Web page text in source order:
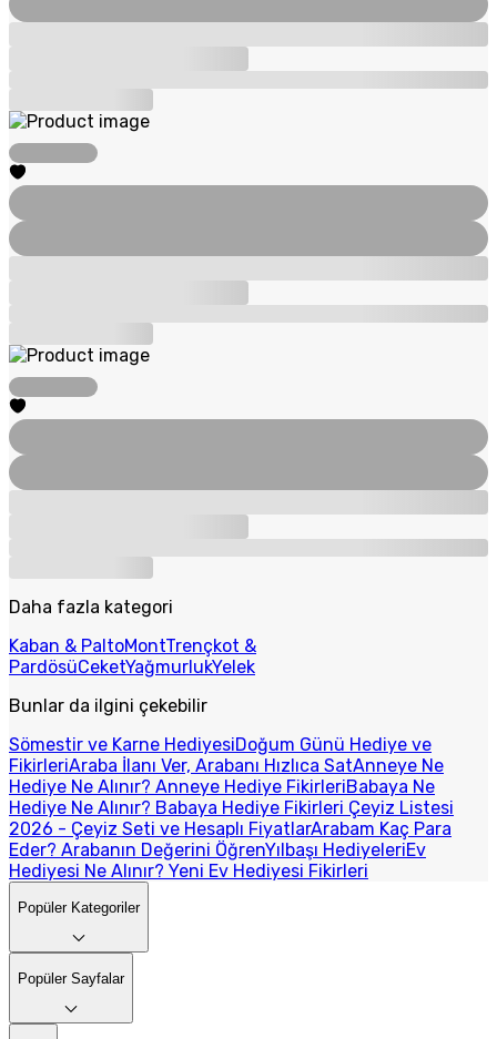
Daha fazla kategori
Kaban & PaltoMontTrençkot &
PardösüCeketYağmurlukYelek
Bunlar da ilgini çekebilir
Sömestir ve Karne HediyesiDoğum Günü Hediye ve
FikirleriAraba İlanı Ver, Arabanı Hızlıca SatAnneye Ne
Hediye Ne Alınır? Anneye Hediye FikirleriBabaya Ne
Hediye Ne Alınır? Babaya Hediye Fikirleri Çeyiz Listesi
2026 - Çeyiz Seti ve Hesaplı FiyatlarArabam Kaç Para
Eder? Arabanın Değerini ÖğrenYılbaşı HediyeleriEv
Hediyesi Ne Alınır? Yeni Ev Hediyesi Fikirleri
Popüler Kategoriler
Popüler Sayfalar